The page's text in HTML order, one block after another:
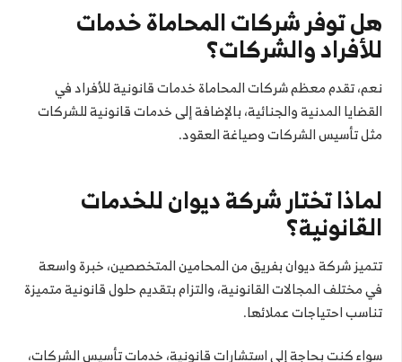
هل توفر شركات المحاماة خدمات
للأفراد والشركات؟
نعم، تقدم معظم شركات المحاماة خدمات قانونية للأفراد في
القضايا المدنية والجنائية، بالإضافة إلى خدمات قانونية للشركات
مثل تأسيس الشركات وصياغة العقود.
لماذا تختار شركة ديوان للخدمات
القانونية؟
تتميز شركة ديوان بفريق من المحامين المتخصصين، خبرة واسعة
في مختلف المجالات القانونية، والتزام بتقديم حلول قانونية متميزة
تناسب احتياجات عملائها.
سواء كنت بحاجة إلى استشارات قانونية، خدمات تأسيس الشركات،